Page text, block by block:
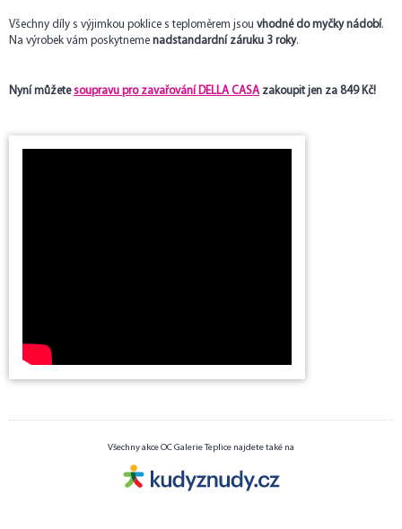
Všechny díly s výjimkou poklice s teploměrem jsou vhodné do myčky nádobí.
Na výrobek vám poskytneme nadstandardní záruku 3 roky.
Nyní můžetesoupravu pro zavařování DELLA CASAzakoupit jen za 849 Kč!
Všechny akce OC Galerie Teplice najdete také na